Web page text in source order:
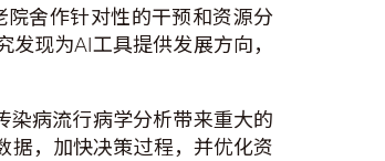
舍作针对性的干预和资源分
现为AI工具提供发展方向，
染病流行病学分析带来重大的
据，加快决策过程，并优化资